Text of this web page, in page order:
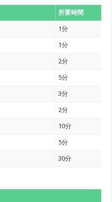
所要時間
1分
1分
2分
5分
3分
2分
10分
5分
30分